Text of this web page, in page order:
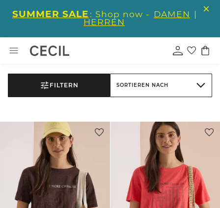
SUMMER SALE : Shop now - DAMEN |
HERREN
FILTERN SORTIEREN NACH